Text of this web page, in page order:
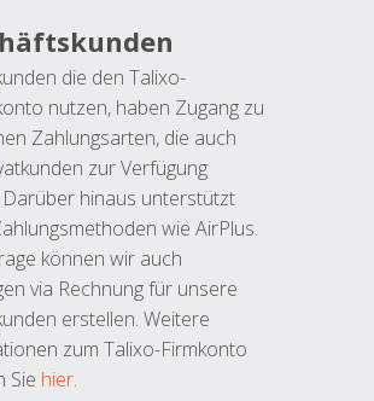
die den Talixo-
nutzen, haben Zugang zu
Zahlungsarten, die auch
zur Verfügung
hinaus unterstützt
wie AirPlus.
können wir auch
via Rechnung für unsere
erstellen. Weitere
zum Talixo-Firmkonto
Sie hier.